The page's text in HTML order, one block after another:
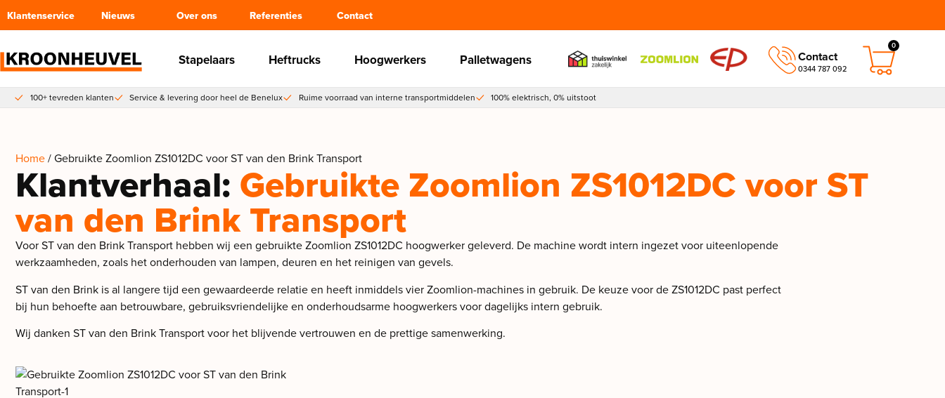
Klantenservice Nieuws Over ons Referenties Contact
Stapelaars Heftrucks Hoogwerkers Palletwagens Contact
0344 787 092
0
100+ tevreden klanten Service & levering door heel de Benelux Ruime voorraad van interne transportmiddelen 100% elektrisch, 0% uitstoot
Home/ Gebruikte Zoomlion ZS1012DC voor ST van den Brink Transport
Klantverhaal: Gebruikte Zoomlion ZS1012DC voor ST
van den Brink Transport
Voor ST van den Brink Transport hebben wij een gebruikte Zoomlion ZS1012DC hoogwerker geleverd. De machine wordt intern ingezet voor uiteenlopende
werkzaamheden, zoals het onderhouden van lampen, deuren en het reinigen van gevels.
ST van den Brink is al langere tijd een gewaardeerde relatie en heeft inmiddels vier Zoomlion-machines in gebruik. De keuze voor de ZS1012DC past perfect
bij hun behoefte aan betrouwbare, gebruiksvriendelijke en onderhoudsarme hoogwerkers voor dagelijks intern gebruik.
Wij danken ST van den Brink Transport voor het blijvende vertrouwen en de prettige samenwerking.